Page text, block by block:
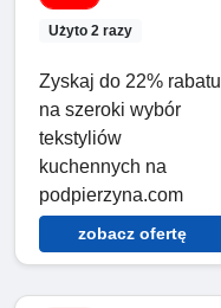
Użyto 2 razy
Zyskaj do 22% rabatu
na szeroki wybór
tekstyliów
kuchennych na
podpierzyna.com
zobacz ofertę